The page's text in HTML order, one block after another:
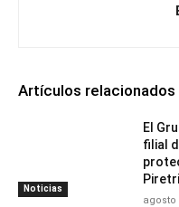
Artículos relacionados
Noticias
El
filial
agosto